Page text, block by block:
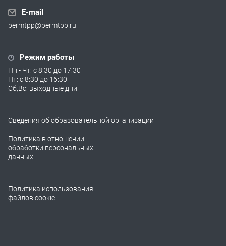
E-mail
permtpp@permtpp.ru
Режим работы
Пн - Чт: с 8:30 до 17:30
Пт: с 8:30 до 16:30
Сб,Вс: выходные дни
Сведения об образовательной организации
Политика в отношении
обработки персональных
данных
Политика использования
файлов cookie